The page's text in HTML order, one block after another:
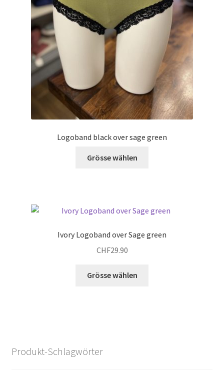
gewählt
werden
Logoband black over sage green
Grösse wählen
Ivory Logoband over Sage green
CHF29.90
Grösse wählen
Produkt-Schlagwörter